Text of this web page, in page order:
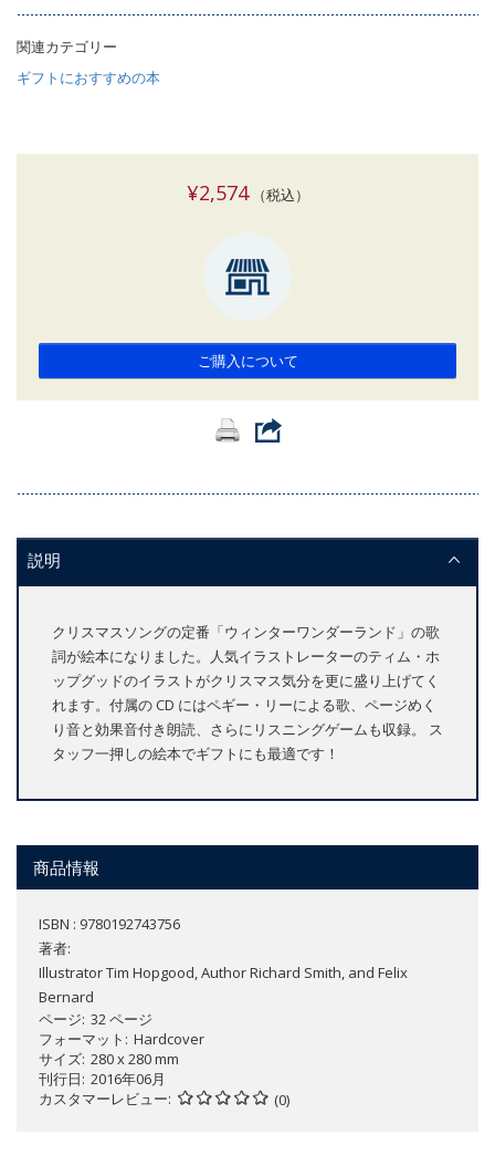
関連カテゴリー
ギフトにおすすめの本
¥2,574（税込）
ご購入について
説明
クリスマスソングの定番「ウィンターワンダーランド」の歌
詞が絵本になりました。人気イラストレーターのティム・ホ
ップグッドのイラストがクリスマス気分を更に盛り上げてく
れます。付属の CD にはペギー・リーによる歌、ページめく
り音と効果音付き朗読、さらにリスニングゲームも収録。 ス
タッフ一押しの絵本でギフトにも最適です！
商品情報
ISBN : 9780192743756
著者:
Illustrator Tim Hopgood, Author Richard Smith, and Felix
Bernard
ページ 32 ページ
フォーマット
Hardcover
サイズ 280 x 280 mm
刊行日 2016年06月
カスタマーレビュー
(0)